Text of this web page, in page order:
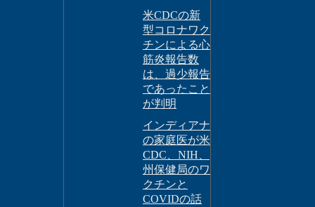
米CDCの新
型コロナワク
チンによる心
筋炎報告数
は、過少報告
であったこと
が判明
インディアナ
の家庭医が米
CDC、NIH、
州保健局のワ
クチンと
COVIDの話